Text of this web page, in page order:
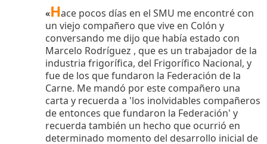
«Hace pocos días en el SMU me encontré con
un viejo compañero que vive en Colón y
conversando me dijo que había estado con
Marcelo Rodríguez , que es un trabajador de la
industria frigorífica, del Frigorífico Nacional, y
fue de los que fundaron la Federación de la
Carne. Me mandó por este compañero una
carta y recuerda a 'los inolvidables compañeros
de entonces que fundaron la Federación' y
recuerda también un hecho que ocurrió en
determinado momento del desarrollo inicial de